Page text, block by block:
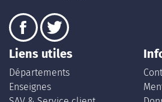
Liens utiles
Départements
Enseignes